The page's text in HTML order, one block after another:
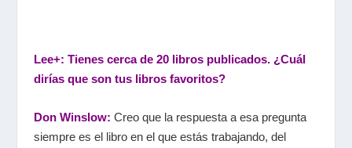
Lee+: Tienes cerca de 20 libros publicados. ¿Cuál
dirías que son tus libros favoritos?
Don Winslow: Creo que la respuesta a esa pregunta
siempre es el libro en el que estás trabajando, del